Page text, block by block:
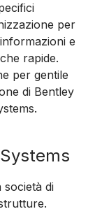
per
e
rapide.
per gentile
di Bentley
società di